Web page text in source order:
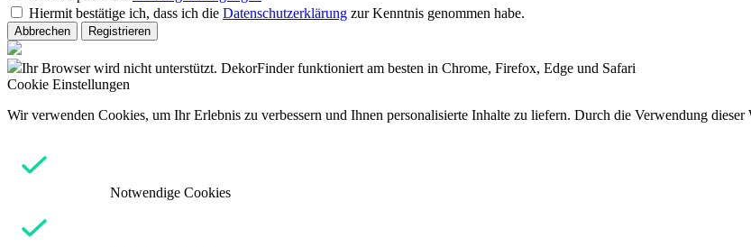
Hiermit bestätige ich, dass ich die Datenschutzerklärung zur Kenntnis genommen habe.
Abbrechen Registrieren
Ihr Browser wird nicht unterstützt. DekorFinder funktioniert am besten in Chrome, Firefox, Edge und Safari
Cookie Einstellungen
Wir verwenden Cookies, um Ihr Erlebnis zu verbessern und Ihnen personalisierte Inhalte zu liefern. Durch die Verwendung
Notwendige Cookies